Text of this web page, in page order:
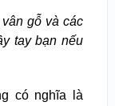
gỗ và các
tay bạn nếu
có nghĩa là